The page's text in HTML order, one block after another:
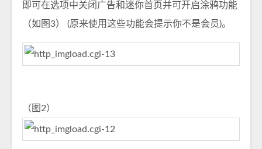
即可在选项中关闭广告和迷你首页并可开启涂鸦功能
（如图3） (原来使用这些功能会提示你不是会员)。
（图2）